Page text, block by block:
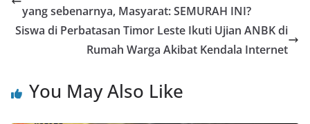
yang sebenarnya, Masyarat: SEMURAH INI?
Siswa di Perbatasan Timor Leste Ikuti Ujian ANBK di
Rumah Warga Akibat Kendala Internet
You May Also Like